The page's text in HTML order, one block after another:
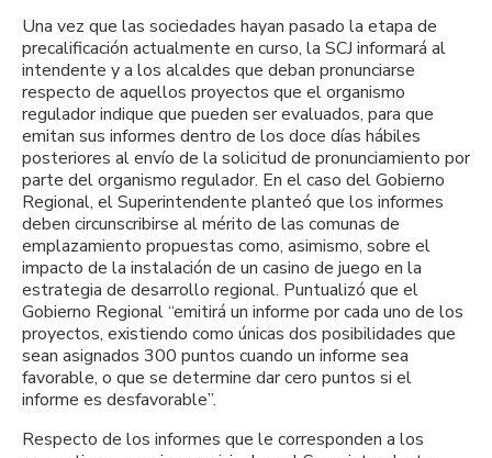
Una vez que las sociedades hayan pasado la etapa de
precalificación actualmente en curso, la SCJ informará al
intendente y a los alcaldes que deban pronunciarse
respecto de aquellos proyectos que el organismo
regulador indique que pueden ser evaluados, para que
emitan sus informes dentro de los doce días hábiles
posteriores al envío de la solicitud de pronunciamiento por
parte del organismo regulador. En el caso del Gobierno
Regional, el Superintendente planteó que los informes
deben circunscribirse al mérito de las comunas de
emplazamiento propuestas como, asimismo, sobre el
impacto de la instalación de un casino de juego en la
estrategia de desarrollo regional. Puntualizó que el
Gobierno Regional “emitirá un informe por cada uno de los
proyectos, existiendo como únicas dos posibilidades que
sean asignados 300 puntos cuando un informe sea
favorable, o que se determine dar cero puntos si el
informe es desfavorable”.
Respecto de los informes que le corresponden a los